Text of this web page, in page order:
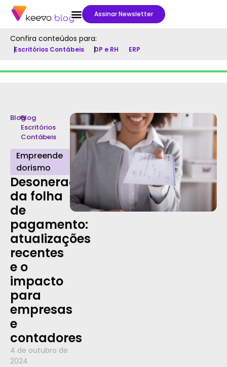
Assinar Newsletter
Confira conteúdos para:
Escritórios Contábeis DP e RH ERP
Blog
>Blog
Escritórios
Contábeis
Empreende
dorismo
Desoneração
da folha
de
pagamento:
atualizações
recentes
e o
impacto
para
empresas
e
contadores
4 de outubro de
2024